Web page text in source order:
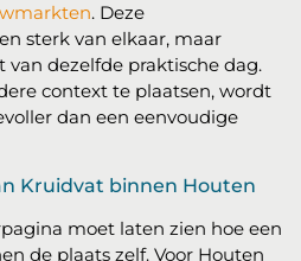
. Deze
sterk van elkaar, maar
van dezelfde praktische dag.
context te plaatsen, wordt
dan een eenvoudige
Kruidvat binnen Houten
moet laten zien hoe een
de plaats zelf. Voor Houten